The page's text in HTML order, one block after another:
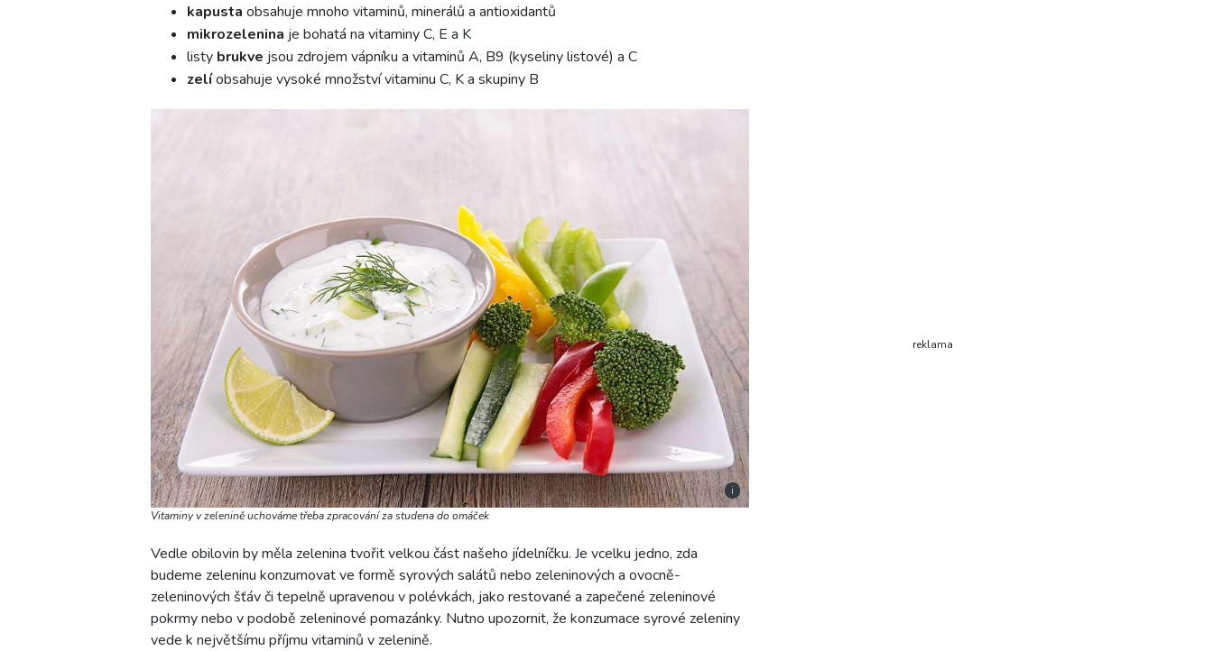
kapusta obsahuje mnoho vitaminů, minerálů a antioxidantů
mikrozelenina je bohatá na vitaminy C, E a K
listy brukve jsou zdrojem vápníku a vitaminů A, B9 (kyseliny listové) a C
zelíobsahuje vysoké množství vitaminu C, K a skupiny B
i
Vitaminy v zelenině uchováme třeba zpracování za studena do omáček
Vedle obilovin by měla zelenina tvořit velkou část našeho jídelníčku. Je vcelku jedno, zda
budeme zeleninu konzumovat ve formě syrových salátů nebo zeleninových a ovocně-
zeleninových šťáv či tepelně upravenou v polévkách, jako restované a zapečené zeleninové
pokrmy nebo v podobě zeleninové pomazánky. Nutno upozornit, že konzumace syrové zeleniny
vede k největšímu příjmu vitaminů v zelenině.
reklama